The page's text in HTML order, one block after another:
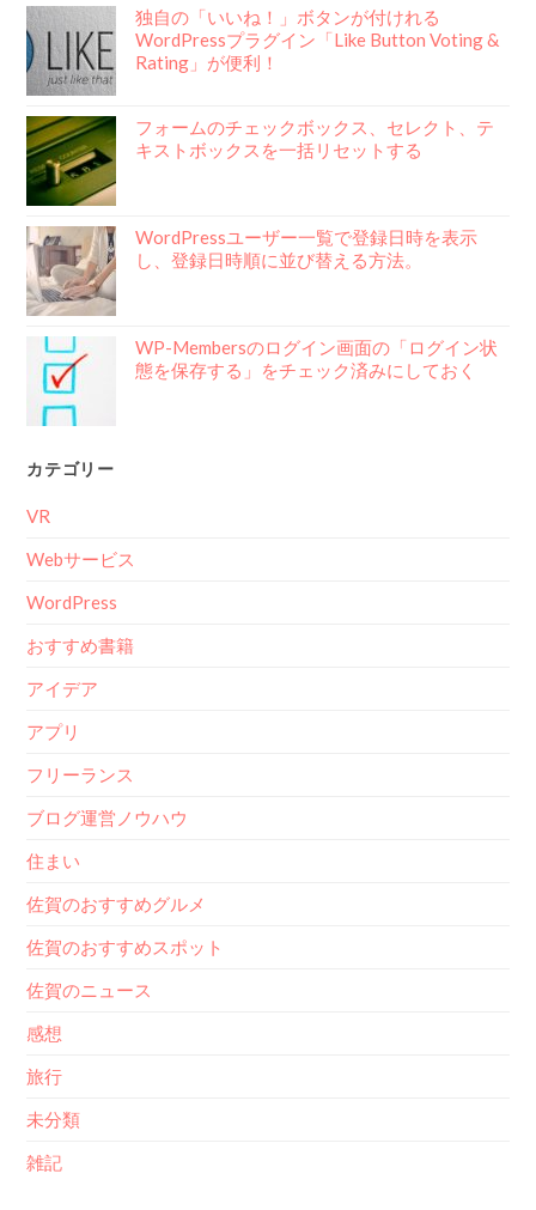
独自の「いいね！」ボタンが付けれる
WordPressプラグイン「Like Button Voting &
Rating」が便利！
フォームのチェックボックス、セレクト、テ
キストボックスを一括リセットする
WordPressユーザー一覧で登録日時を表示
し、登録日時順に並び替える方法。
WP-Membersのログイン画面の「ログイン状
態を保存する」をチェック済みにしておく
カテゴリー
VR
Webサービス
WordPress
おすすめ書籍
アイデア
アプリ
フリーランス
ブログ運営ノウハウ
住まい
佐賀のおすすめグルメ
佐賀のおすすめスポット
佐賀のニュース
感想
旅行
未分類
雑記